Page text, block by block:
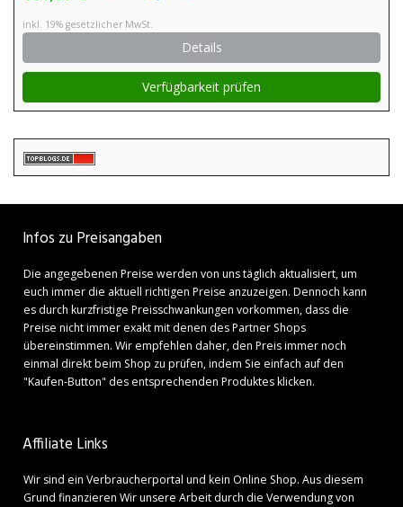
inkl. 19% gesetzlicher MwSt.
Details
Verfügbarkeit prüfen
Infos zu Preisangaben
Die angegebenen Preise werden von uns täglich aktualisiert, um
euch immer die aktuell richtigen Preise anzuzeigen. Dennoch kann
es durch kurzfristige Preisschwankungen vorkommen, dass die
Preise nicht immer exakt mit denen des Partner Shops
übereinstimmen. Wir empfehlen daher, den Preis immer noch
einmal direkt beim Shop zu prüfen, indem Sie einfach auf den
"Kaufen-Button" des entsprechenden Produktes klicken.
Affiliate Links
Wir sind ein Verbraucherportal und kein Online Shop. Aus diesem
Grund finanzieren Wir unsere Arbeit durch die Verwendung von